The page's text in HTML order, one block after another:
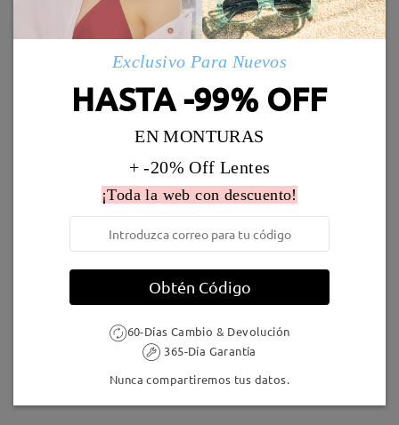
Envío
5-7 días laborales detalles
Marcos Similares
27,95 € TR47545
9,95 € TR84243
Exclusivo Para Nuevos
HASTA -99% OFF
EN MONTURAS
+ -20% Off Lentes
¡Toda la web con descuento!
Obtén Código
60-Días Cambio & Devolución
365-Día Garantía
Nunca compartiremos tus datos.